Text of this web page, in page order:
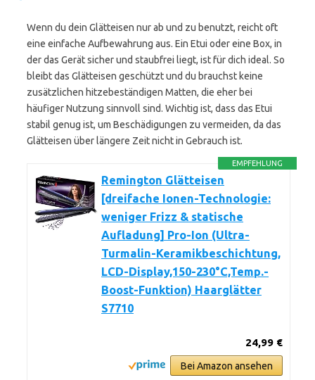
Wenn du dein Glätteisen nur ab und zu benutzt, reicht oft
eine einfache Aufbewahrung aus. Ein Etui oder eine Box, in
der das Gerät sicher und staubfrei liegt, ist für dich ideal. So
bleibt das Glätteisen geschützt und du brauchst keine
zusätzlichen hitzebeständigen Matten, die eher bei
häufiger Nutzung sinnvoll sind. Wichtig ist, dass das Etui
stabil genug ist, um Beschädigungen zu vermeiden, da das
Glätteisen über längere Zeit nicht in Gebrauch ist.
EMPFEHLUNG
Remington Glätteisen
[dreifache Ionen-Technologie:
weniger Frizz & statische
Aufladung] Pro-Ion (Ultra-
Turmalin-Keramikbeschichtung,
LCD-Display,150-230°C,Temp.-
Boost-Funktion) Haarglätter
S7710
24,99 €
Bei Amazon ansehen